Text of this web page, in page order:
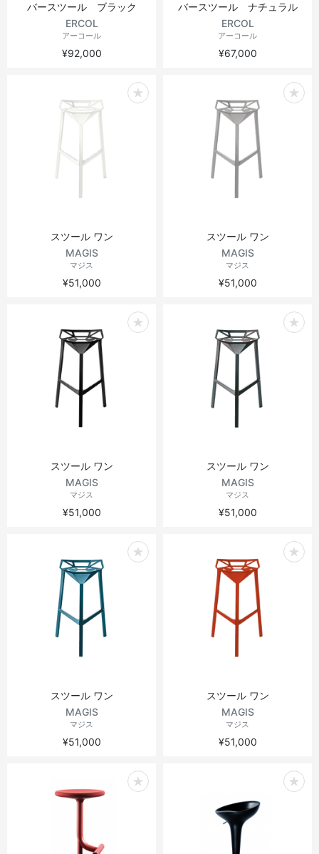
バースツール ブラック
ERCOL
アーコール
¥92,000
バースツール ナチュラル
ERCOL
アーコール
¥67,000
スツール ワン
MAGIS
マジス
¥51,000
スツール ワン
MAGIS
マジス
¥51,000
スツール ワン
MAGIS
マジス
¥51,000
スツール ワン
MAGIS
マジス
¥51,000
スツール ワン
MAGIS
マジス
¥51,000
スツール ワン
MAGIS
マジス
¥51,000
アウトドアテーブル